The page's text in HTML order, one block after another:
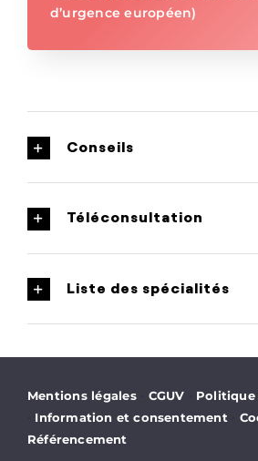
d’urgence européen)
Conseils
Téléconsultation
Liste des spécialités
Mentions légales CGUV
Information et consentement
Référencement